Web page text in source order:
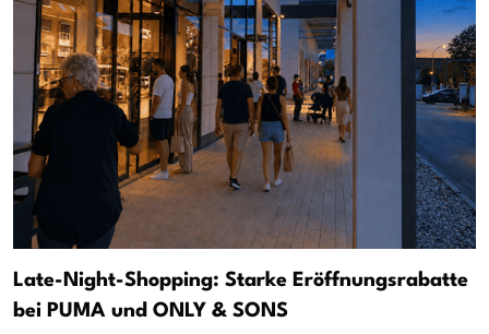
Late-Night-Shopping: Starke Eröffnungsrabatte
bei PUMA und ONLY & SONS